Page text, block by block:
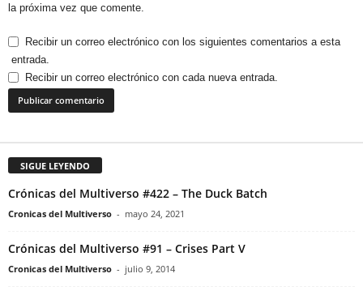
la próxima vez que comente.
Recibir un correo electrónico con los siguientes comentarios a esta
entrada.
Recibir un correo electrónico con cada nueva entrada.
SIGUE LEYENDO
Crónicas del Multiverso #422 – The Duck Batch
Cronicas del Multiverso - mayo 24, 2021
Crónicas del Multiverso #91 – Crises Part V
Cronicas del Multiverso - julio 9, 2014